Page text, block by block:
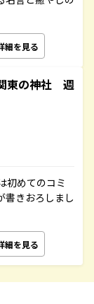
細を見る
東の神社 週
初めてのコミ
書きおろしまし
細を見る